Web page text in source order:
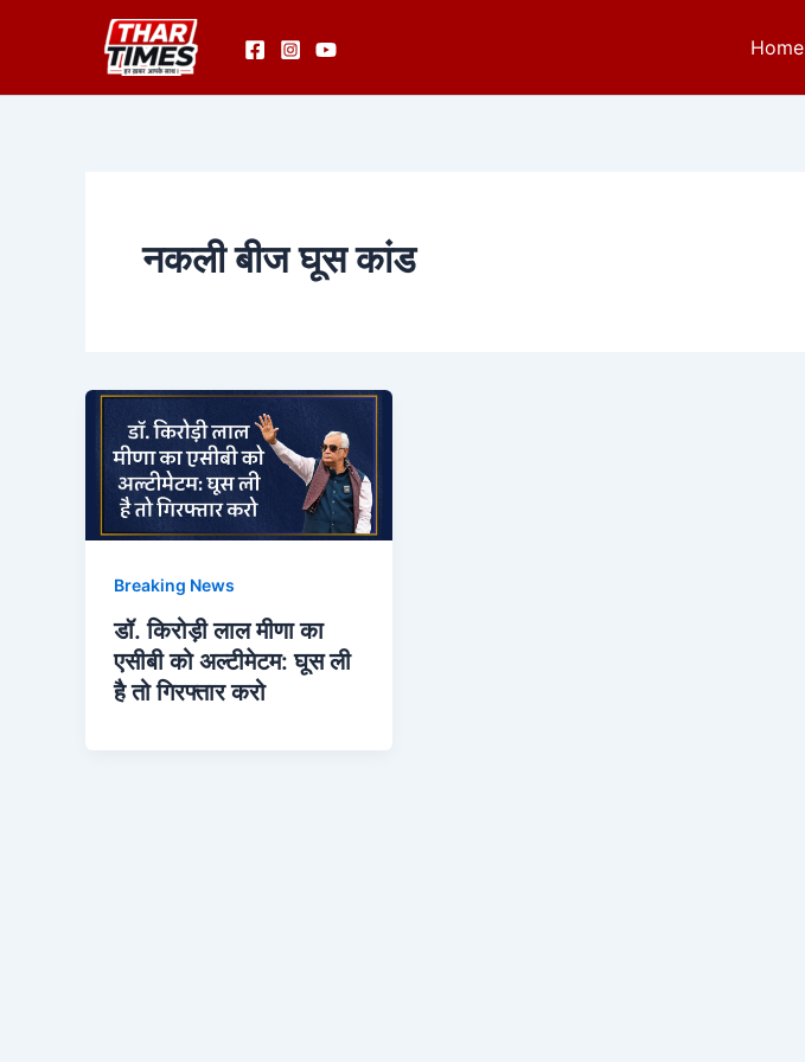
Home
नकली बीज घूस कांड
Breaking News
डॉ. किरोड़ी लाल मीणा का
एसीबी को अल्टीमेटम: घूस ली
है तो गिरफ्तार करो